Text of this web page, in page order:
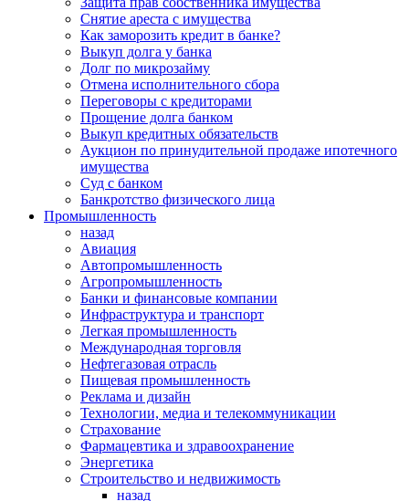
Снятие ареста с имущества
Как заморозить кредит в банке?
Выкуп долга у банка
Долг по микрозайму
Отмена исполнительного сбора
Переговоры с кредиторами
Прощение долга банком
Выкуп кредитных обязательств
Аукцион по принудительной продаже ипотечного
имущества
Суд с банком
Банкротство физического лица
Промышленность
назад
Авиация
Автопромышленность
Агропромышленность
Банки и финансовые компании
Инфраструктура и транспорт
Легкая промышленность
Международная торговля
Нефтегазовая отрасль
Пищевая промышленность
Реклама и дизайн
Технологии, медиа и телекоммуникации
Страхование
Фармацевтика и здравоохранение
Энергетика
Строительство и недвижимость
назад